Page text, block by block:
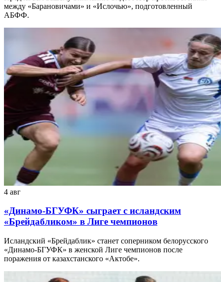
между «Барановичами» и «Ислочью», подготовленный
АБФФ.
4 авг
«Динамо-БГУФК» сыграет с исландским
«Брейдабликом» в Лиге чемпионов
Исландский «Брейдаблик» станет соперником белорусского
«Динамо-БГУФК» в женской Лиге чемпионов после
поражения от казахстанского «Актобе».